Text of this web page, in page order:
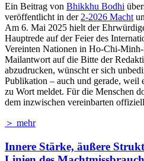
Ein Beitrag von Bhikkhu Bodhi
veröffentlicht in der 2-2026 Macht
Am 6. Mai 2025 hielt der
Hauptrede auf der Feier des
Vereinten Nationen in Ho-Chi-
Mailantwort auf die Bitte der
abzudrucken, wünscht er sich
Publikation – auch und gerade, weil
zu Wort meldet. Für die Menschen
dem inzwischen vereinbarten
＞ mehr
Innere Stärke, äußere